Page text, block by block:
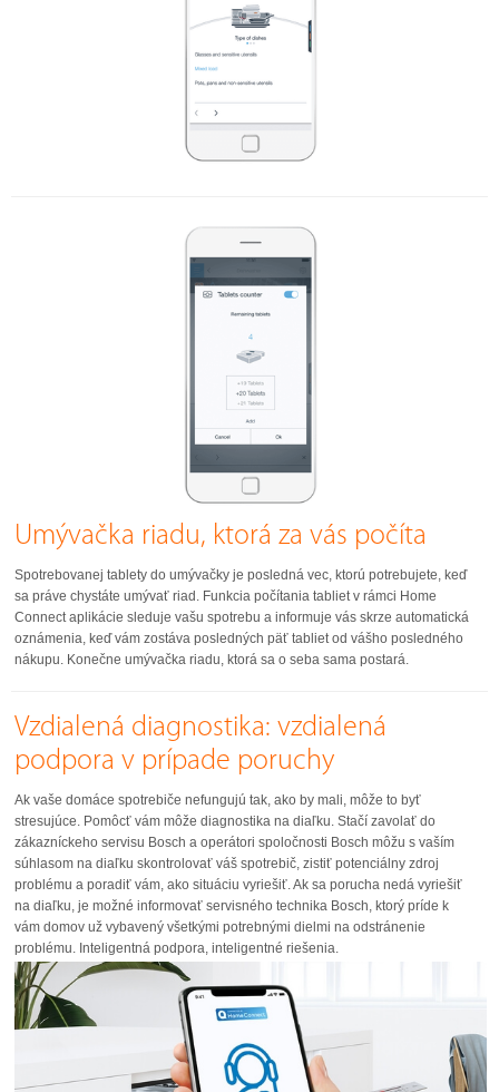
Umývačka riadu, ktorá za vás počíta
Spotrebovanej tablety do umývačky je posledná vec, ktorú potrebujete, keď
sa práve chystáte umývať riad. Funkcia počítania tabliet v rámci Home
Connect aplikácie sleduje vašu spotrebu a informuje vás skrze automatická
oznámenia, keď vám zostáva posledných päť tabliet od vášho posledného
nákupu. Konečne umývačka riadu, ktorá sa o seba sama postará.
Vzdialená diagnostika: vzdialená
podpora v prípade poruchy
Ak vaše domáce spotrebiče nefungujú tak, ako by mali, môže to byť
stresujúce. Pomôcť vám môže diagnostika na diaľku. Stačí zavolať do
zákazníckeho servisu Bosch a operátori spoločnosti Bosch môžu s vaším
súhlasom na diaľku skontrolovať váš spotrebič, zistiť potenciálny zdroj
problému a poradiť vám, ako situáciu vyriešiť. Ak sa porucha nedá vyriešiť
na diaľku, je možné informovať servisného technika Bosch, ktorý príde k
vám domov už vybavený všetkými potrebnými dielmi na odstránenie
problému. Inteligentná podpora, inteligentné riešenia.